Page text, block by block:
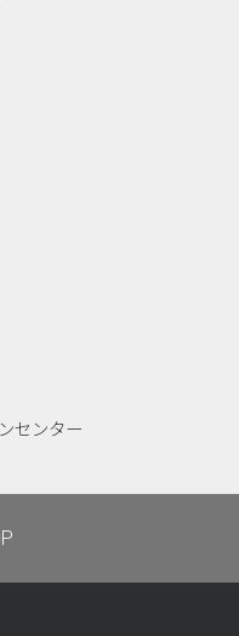
センター